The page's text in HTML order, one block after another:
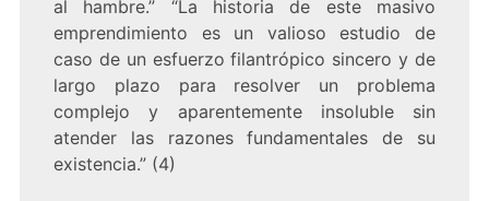
al hambre.” “La historia de este masivo
emprendimiento es un valioso estudio de
caso de un esfuerzo filantrópico sincero y de
largo plazo para resolver un problema
complejo y aparentemente insoluble sin
atender las razones fundamentales de su
existencia.” (4)